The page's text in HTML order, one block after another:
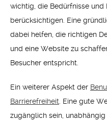
wichtig, die Bedürfnisse
berücksichtigen. Eine
dabei helfen, die richtigen
und eine Website zu
Besucher entspricht.
Ein weiterer Aspekt der
Barrierefreiheit . Eine gute
zugänglich sein,